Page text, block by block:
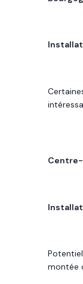
Centre-
montée